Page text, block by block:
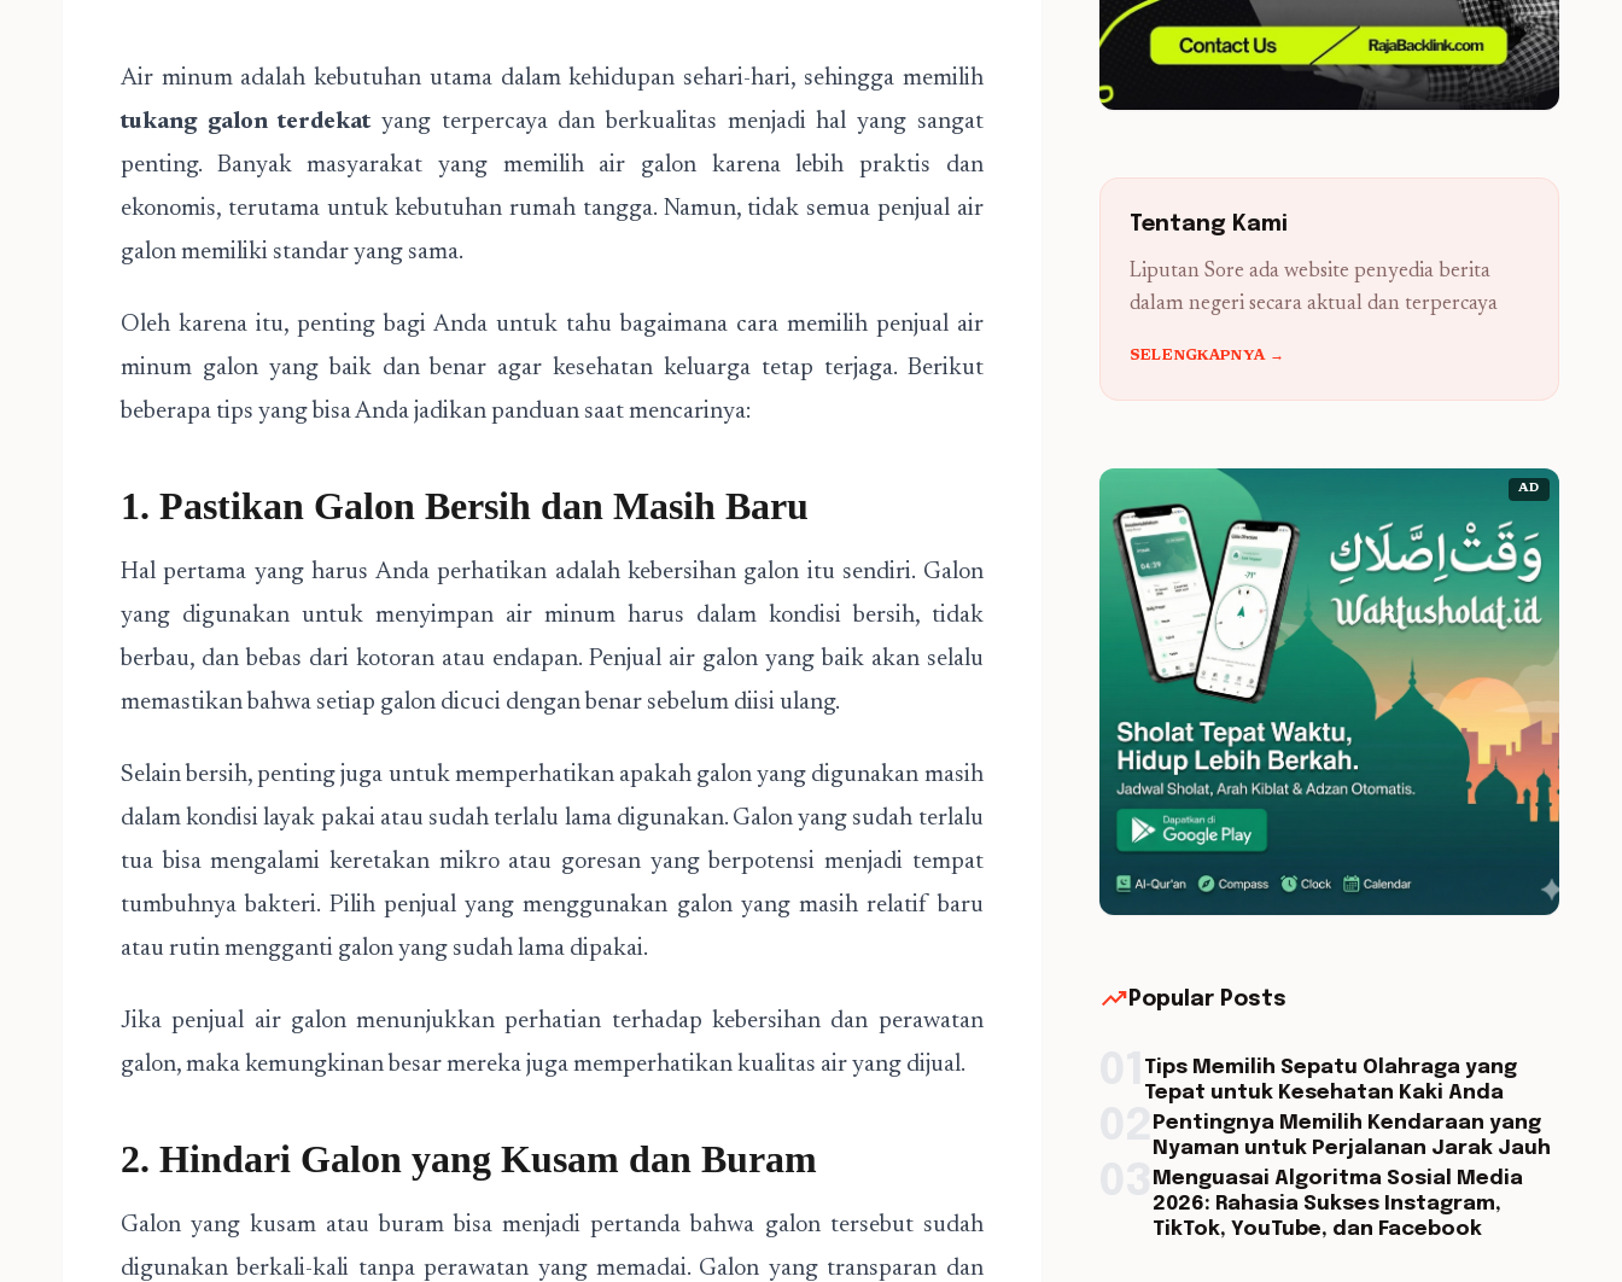
Air minum adalah kebutuhan utama dalam kehidupan sehari-hari, sehingga memilih
tukang galon terdekatyang terpercaya dan berkualitas menjadi hal yang sangat
penting. Banyak masyarakat yang memilih air galon karena lebih praktis dan
ekonomis, terutama untuk kebutuhan rumah tangga. Namun, tidak semua penjual air
galon memiliki standar yang sama.
Oleh karena itu, penting bagi Anda untuk tahu bagaimana cara memilih penjual air
minum galon yang baik dan benar agar kesehatan keluarga tetap terjaga. Berikut
beberapa tips yang bisa Anda jadikan panduan saat mencarinya:
1. Pastikan Galon Bersih dan Masih Baru
Hal pertama yang harus Anda perhatikan adalah kebersihan galon itu sendiri. Galon
yang digunakan untuk menyimpan air minum harus dalam kondisi bersih, tidak
berbau, dan bebas dari kotoran atau endapan. Penjual air galon yang baik akan selalu
memastikan bahwa setiap galon dicuci dengan benar sebelum diisi ulang.
Selain bersih, penting juga untuk memperhatikan apakah galon yang digunakan masih
dalam kondisi layak pakai atau sudah terlalu lama digunakan. Galon yang sudah terlalu
tua bisa mengalami keretakan mikro atau goresan yang berpotensi menjadi tempat
tumbuhnya bakteri. Pilih penjual yang menggunakan galon yang masih relatif baru
atau rutin mengganti galon yang sudah lama dipakai.
Jika penjual air galon menunjukkan perhatian terhadap kebersihan dan perawatan
galon, maka kemungkinan besar mereka juga memperhatikan kualitas air yang dijual.
2. Hindari Galon yang Kusam dan Buram
Galon yang kusam atau buram bisa menjadi pertanda bahwa galon tersebut sudah
digunakan berkali-kali tanpa perawatan yang memadai. Galon yang transparan dan
Tentang Kami
Liputan Sore ada website penyedia berita
dalam negeri secara aktual dan terpercaya
SELENGKAPNYA →
AD
trending_up Popular Posts
Tips Memilih Sepatu Olahraga yang
Tepat untuk Kesehatan Kaki Anda
Pentingnya Memilih Kendaraan yang
Nyaman untuk Perjalanan Jarak Jauh
Menguasai Algoritma Sosial Media
2026: Rahasia Sukses Instagram,
TikTok, YouTube, dan Facebook